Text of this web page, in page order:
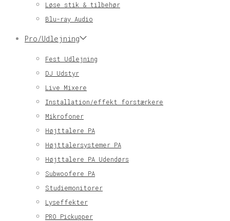
Løse stik & tilbehør
Blu-ray Audio
Pro/Udlejning
Fest Udlejning
DJ Udstyr
Live Mixere
Installation/effekt forstærkere
Mikrofoner
Højttalere PA
Højttalersystemer PA
Højttalere PA Udendørs
Subwoofere PA
Studiemonitorer
Lyseffekter
PRO Pickupper